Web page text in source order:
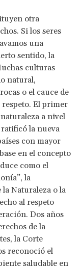
otra
Si los seres
una
sentido, la
culturas
natural,
o el cauce de
respeto. El primer
a nivel
la nueva
con mayor
en el concepto
como el
la
Naturaleza o la
al respeto
Dos años
de la
la Corte
reconoció el
saludable en